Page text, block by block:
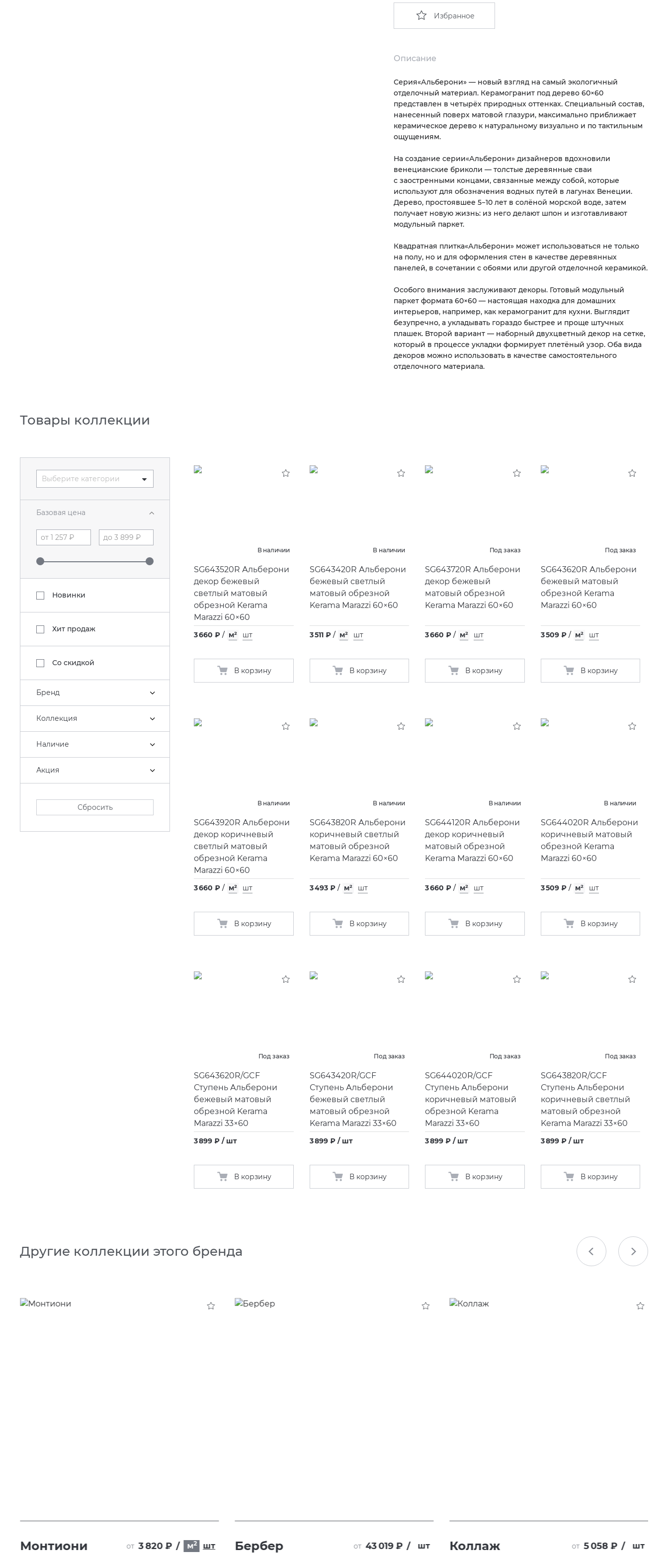
Избранное
Описание
Серия«Альберони» — новый взгляд на самый экологичный
отделочный материал. Керамогранит под дерево 60×60
представлен в четырёх природных оттенках. Специальный состав,
нанесенный поверх матовой глазури, максимально приближает
керамическое дерево к натуральному визуально и по тактильным
ощущениям.
На создание серии«Альберони» дизайнеров вдохновили
венецианские бриколи — толстые деревянные сваи
с заостренными концами, связанные между собой, которые
используют для обозначения водных путей в лагунах Венеции.
Дерево, простоявшее 5−10 лет в солёной морской воде, затем
получает новую жизнь: из него делают шпон и изготавливают
модульный паркет.
Квадратная плитка«Альберони» может использоваться не только
на полу, но и для оформления стен в качестве деревянных
панелей, в сочетании с обоями или другой отделочной керамикой.
Особого внимания заслуживают декоры. Готовый модульный
паркет формата 60×60 — настоящая находка для домашних
интерьеров, например, как керамогранит для кухни. Выглядит
безупречно, а укладывать гораздо быстрее и проще штучных
плашек. Второй вариант — наборный двухцветный декор на сетке,
который в процессе укладки формирует плетёный узор. Оба вида
декоров можно использовать в качестве самостоятельного
отделочного материала.
Товары коллекции
Выберите категории
Базовая цена
Новинки
Хит продаж
Со скидкой
Бренд
Коллекция
Наличие
Акция
Сбросить
В наличии
SG643520R Альберони
декор бежевый
светлый матовый
обрезной Kerama
Marazzi 60×60
3 660 ₽ / м² шт
В корзину
В наличии
SG643420R Альберони
бежевый светлый
матовый обрезной
Kerama Marazzi 60×60
3 511 ₽ / м² шт
В корзину
Под заказ
SG643720R Альберони
декор бежевый
матовый обрезной
Kerama Marazzi 60×60
3 660 ₽ / м² шт
В корзину
Под заказ
SG643620R Альберони
бежевый матовый
обрезной Kerama
Marazzi 60×60
3 509 ₽ / м² шт
В корзину
В наличии
SG643920R Альберони
декор коричневый
светлый матовый
обрезной Kerama
Marazzi 60×60
3 660 ₽ / м² шт
В корзину
В наличии
SG643820R Альберони
коричневый светлый
матовый обрезной
Kerama Marazzi 60×60
3 493 ₽ / м² шт
В корзину
В наличии
SG644120R Альберони
декор коричневый
матовый обрезной
Kerama Marazzi 60×60
3 660 ₽ / м² шт
В корзину
В наличии
SG644020R Альберони
коричневый матовый
обрезной Kerama
Marazzi 60×60
3 509 ₽ / м² шт
В корзину
Под заказ
SG643620R/GCF
Ступень Альберони
бежевый матовый
обрезной Kerama
Marazzi 33×60
3 899 ₽ / шт
В корзину
Под заказ
SG643420R/GCF
Ступень Альберони
бежевый светлый
матовый обрезной
Kerama Marazzi 33×60
3 899 ₽ / шт
В корзину
Под заказ
SG644020R/GCF
Ступень Альберони
коричневый матовый
обрезной Kerama
Marazzi 33×60
3 899 ₽ / шт
В корзину
Под заказ
SG643820R/GCF
Ступень Альберони
коричневый светлый
матовый обрезной
Kerama Marazzi 33×60
3 899 ₽ / шт
В корзину
Другие коллекции этого бренда
Монтиони от 3 820 ₽ / м2 шт Бербер от 43 019 ₽ / шт Коллаж от 5 058 ₽ / шт